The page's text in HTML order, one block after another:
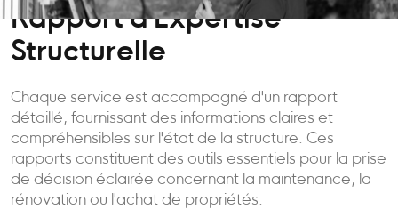
Rapport d'Expertise
Structurelle
Chaque service est accompagné d'un rapport
détaillé, fournissant des informations claires et
compréhensibles sur l'état de la structure. Ces
rapports constituent des outils essentiels pour la prise
de décision éclairée concernant la maintenance, la
rénovation ou l'achat de propriétés.